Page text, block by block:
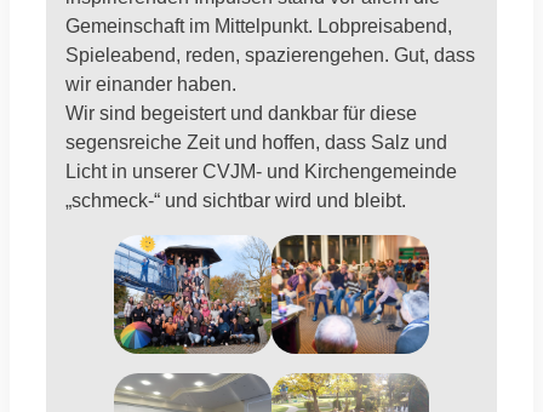
Gemeinschaft im Mittelpunkt. Lobpreisabend,
Spieleabend, reden, spazierengehen. Gut, dass
wir einander haben.
Wir sind begeistert und dankbar für diese
segensreiche Zeit und hoffen, dass Salz und
Licht in unserer CVJM- und Kirchengemeinde
„schmeck-“ und sichtbar wird und bleibt.